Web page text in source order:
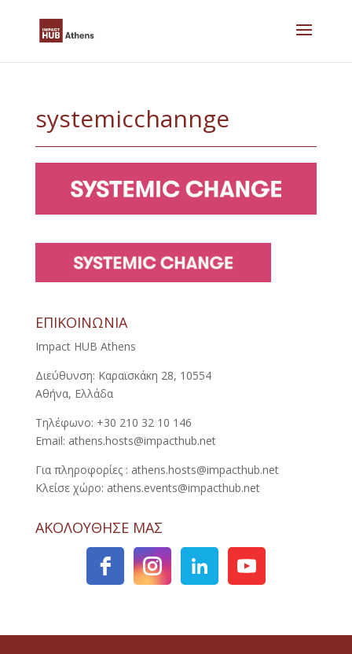
systemicchannge
ΕΠΙΚΟΙΝΩΝΙΑ
Impact HUB Athens
Διεύθυνση: Καραϊσκάκη 28, 10554
Αθήνα, Ελλάδα
Τηλέφωνο: +30 210 32 10 146
Email: athens.hosts@impacthub.net
Για πληροφορίες : athens.hosts@impacthub.net
Κλείσε χώρο: athens.events@impacthub.net
ΑΚΟΛΟΥΘΗΣΕ ΜΑΣ